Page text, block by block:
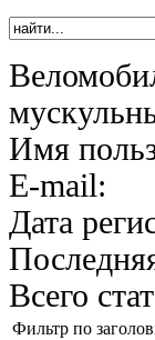
Имя
E-mail:
Дата
Всего
Фильтр по